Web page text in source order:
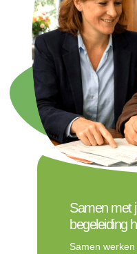
Samen met
begeleiding
Samen